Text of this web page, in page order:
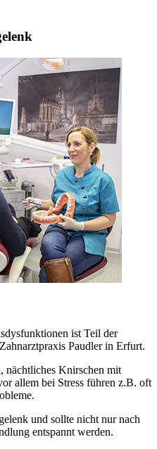
ist Teil der
Paudler in Erfurt.
nächtliches Knirschen mit
allem bei Stress führen z.B. oft
und sollte nicht nur nach
entspannt werden.